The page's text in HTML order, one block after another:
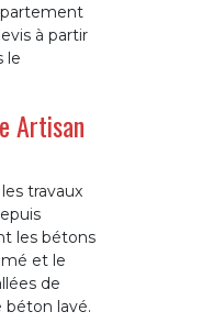
à partir
le
Artisan
travaux
les bétons
et le
de
béton lavé.